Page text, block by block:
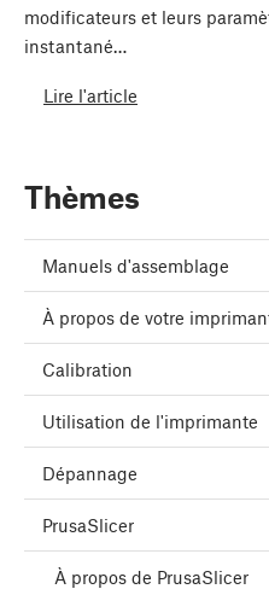
modificateurs et leurs
instantané…
Lire l'article
Thèmes
Manuels d'assemblage
À propos de votre
Calibration
Utilisation de l'imprimante
Dépannage
PrusaSlicer
À propos de PrusaSlicer